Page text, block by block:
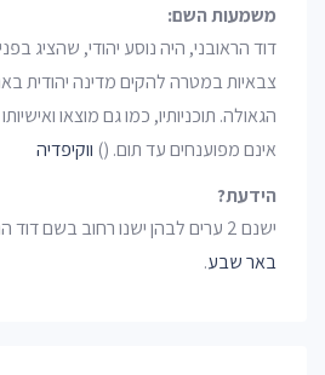
משמעות השם:
דוד הראובני, היה נוסע יהודי, שהציג
צבאיות במטרה להקים מדינה יהודית
הגאולה. תוכניותיו, כמו גם מוצאו
אינם מפוענחים עד תום. () ווקיפדיה
הידעת?
ישנם 2 ערים לבהן ישנו רחוב בשם דוד הראובני:
באר שבע.